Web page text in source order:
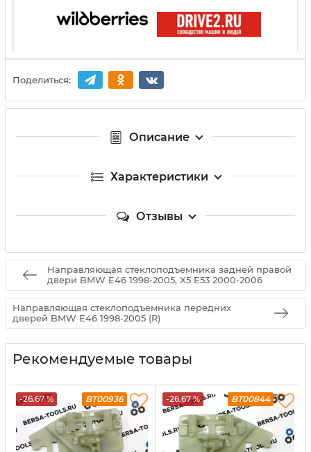
Поделиться:
Описание
Характеристики
Отзывы
Направляющая стеклоподъемника задней правой
двери BMW E46 1998-2005, X5 E53 2000-2006
Направляющая стеклоподъемника передних
дверей BMW E46 1998-2005 (R)
Рекомендуемые товары
-26.67 % BT00936 -26.67 % BT00844